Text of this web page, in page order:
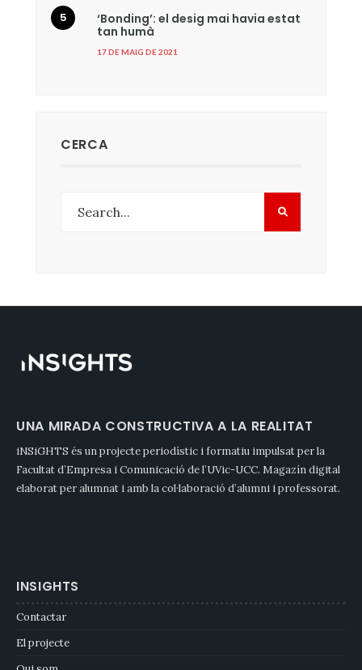
‘Bonding’: el desig mai havia estat
tan humà
17 DE MAIG DE 2021
CERCA
UNA MIRADA CONSTRUCTIVA A LA REALITAT
iNSiGHTS és un projecte periodístic i formatiu impulsat per la
Facultat d’Empresa i Comunicació de l’UVic-UCC. Magazín digital
elaborat per alumnat i amb la col·laboració d’alumni i professorat.
INSIGHTS
Contactar
El projecte